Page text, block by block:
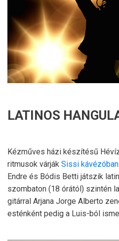
LATINOS
Kézműves házi készítésű
ritmusok várják Sissi kávézóban
Endre és Bódis Betti játszik
szombaton (18 órától) szintén
gitárral Arjana Jorge Alberto
esténként pedig a Luis-ból